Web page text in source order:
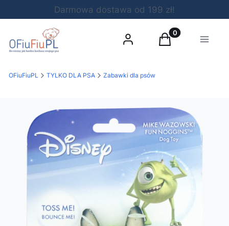
Darmowa dostawa od 199 zł!
Zaloguj sięProdukty w
Koszyk Menu
OFiuFiuPL TYLKO DLA PSA Zabawki dla psów